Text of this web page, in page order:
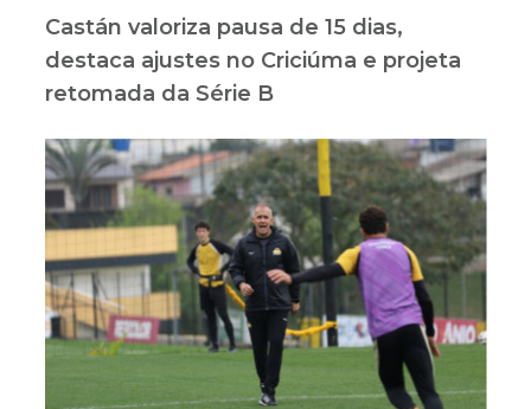
Castán valoriza pausa de 15 dias,
destaca ajustes no Criciúma e projeta
retomada da Série B